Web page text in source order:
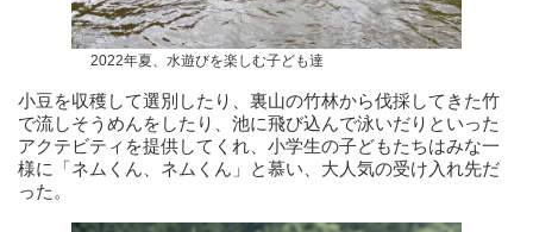
2022年夏、水遊びを楽しむ子ども達
小豆を収穫して選別したり、裏山の竹林から伐採してきた竹
で流しそうめんをしたり、池に飛び込んで泳いだりといった
アクテビティを提供してくれ、小学生の子どもたちはみな一
様に「ネムくん、ネムくん」と慕い、大人気の受け入れ先だ
った。